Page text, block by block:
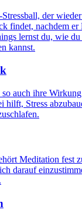
der
findet, nachdem er
lernst du, wie du
kannst.
auch ihre
hilft, Stress
Meditation fest
darauf